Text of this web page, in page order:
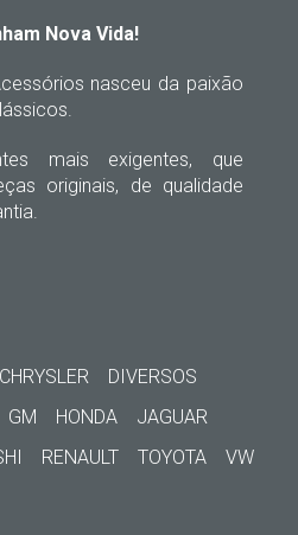
Nova Vida!
nasceu da paixão
mais exigentes, que
originais, de qualidade
CHRYSLER
DIVERSOS
GM HONDA
JAGUAR
RENAULT TOYOTA
VW